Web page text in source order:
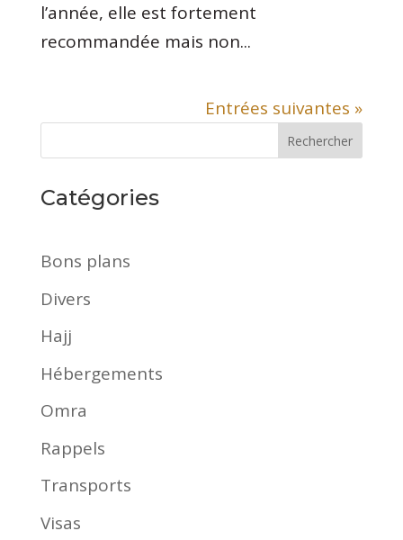
l’année, elle est fortement
recommandée mais non...
Entrées suivantes »
Rechercher
Catégories
Bons plans
Divers
Hajj
Hébergements
Omra
Rappels
Transports
Visas